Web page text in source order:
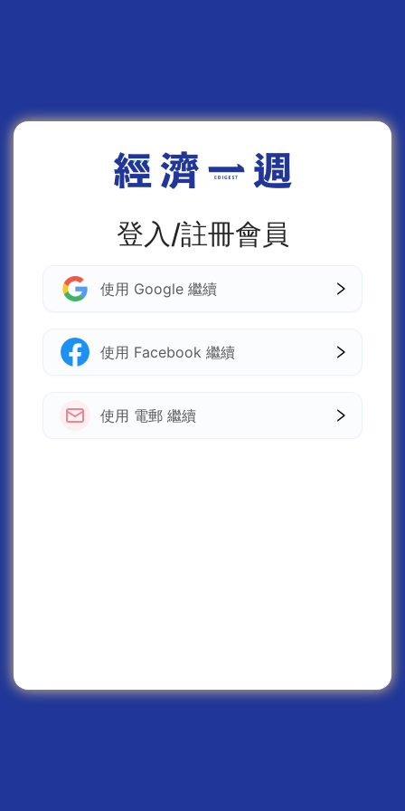
登入/註冊會員
使用 Google 繼續
使用 Facebook 繼續
使用 電郵 繼續